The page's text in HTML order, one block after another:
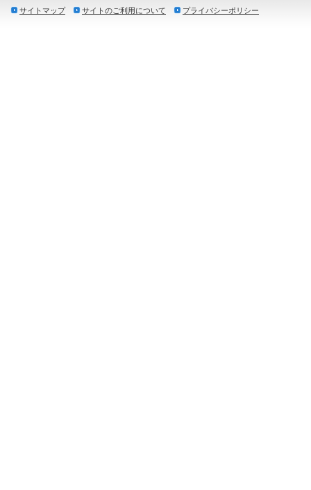
サイトマップ サイトのご利用について プライバシーポリシー